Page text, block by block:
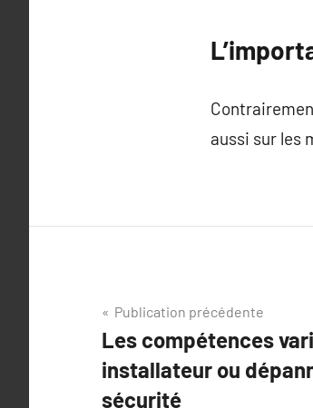
aussi sur les
Navigation
de
l’article
Publication précédente
Les compétences
installateur ou
sécurité